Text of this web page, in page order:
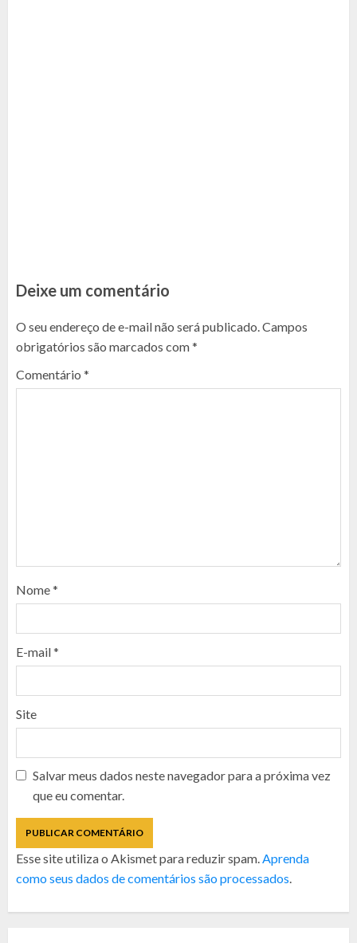
Deixe um comentário
O seu endereço de e-mail não será publicado.Campos
obrigatórios são marcados com*
Comentário *
Nome*
E-mail*
Site
Salvar meus dados neste navegador para a próxima vez
que eu comentar.
Esse site utiliza o Akismet para reduzir spam.Aprenda
como seus dados de comentários são processados.